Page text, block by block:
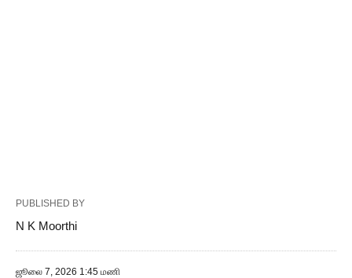
PUBLISHED BY
N K Moorthi
ஜூலை 7, 2026 1:45 மணி